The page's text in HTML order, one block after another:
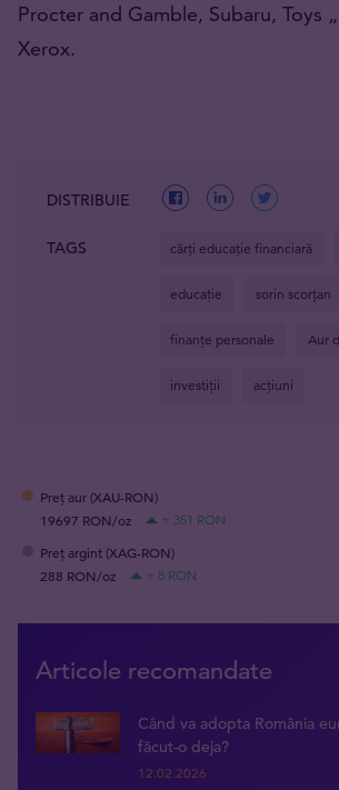
Procter and Gamble, Subaru, Toys
Xerox.
DISTRIBUIE
TAGS cărți educație financiară
educație sorin scorțan
finanțe personale Aur
investiții acțiuni
Preț aur (XAU-RON)
19697 RON/oz
+ 351 RON
Preț argint (XAG-RON)
288 RON/oz
+ 8 RON
Articole recomandate
Când va adopta România
făcut-o deja?
12.02.2026